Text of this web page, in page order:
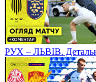
РУХ – ЛЬВІВ.